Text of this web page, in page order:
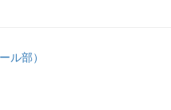
ル部）